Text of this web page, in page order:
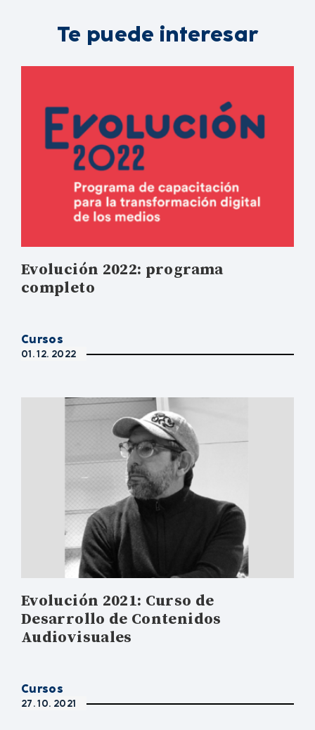
Te puede interesar
Evolución 2022: programa
completo
Cursos
01. 12. 2022
Evolución 2021: Curso de
Desarrollo de Contenidos
Audiovisuales
Cursos
27. 10. 2021